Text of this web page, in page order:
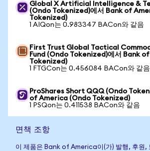
Global X Artificial Intelligence &
(Ondo Tokenized)에서 Bank of
Tokenized)
1 AIQon는 0.983347 BACon와 같음
First Trust Global Tactical
Fund (Ondo Tokenized)에서 Bank
Tokenized)
1 FTGCon는 0.456084 BACon와 같음
ProShares Short QQQ (Ondo
of America (Ondo Tokenized)
1 PSQon는 0.411538 BACon와 같음
면책 조항
이 제품은 Bank of America이(가) 발행, 후원,